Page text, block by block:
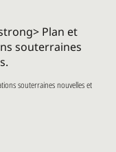
souterraines nouvelles et